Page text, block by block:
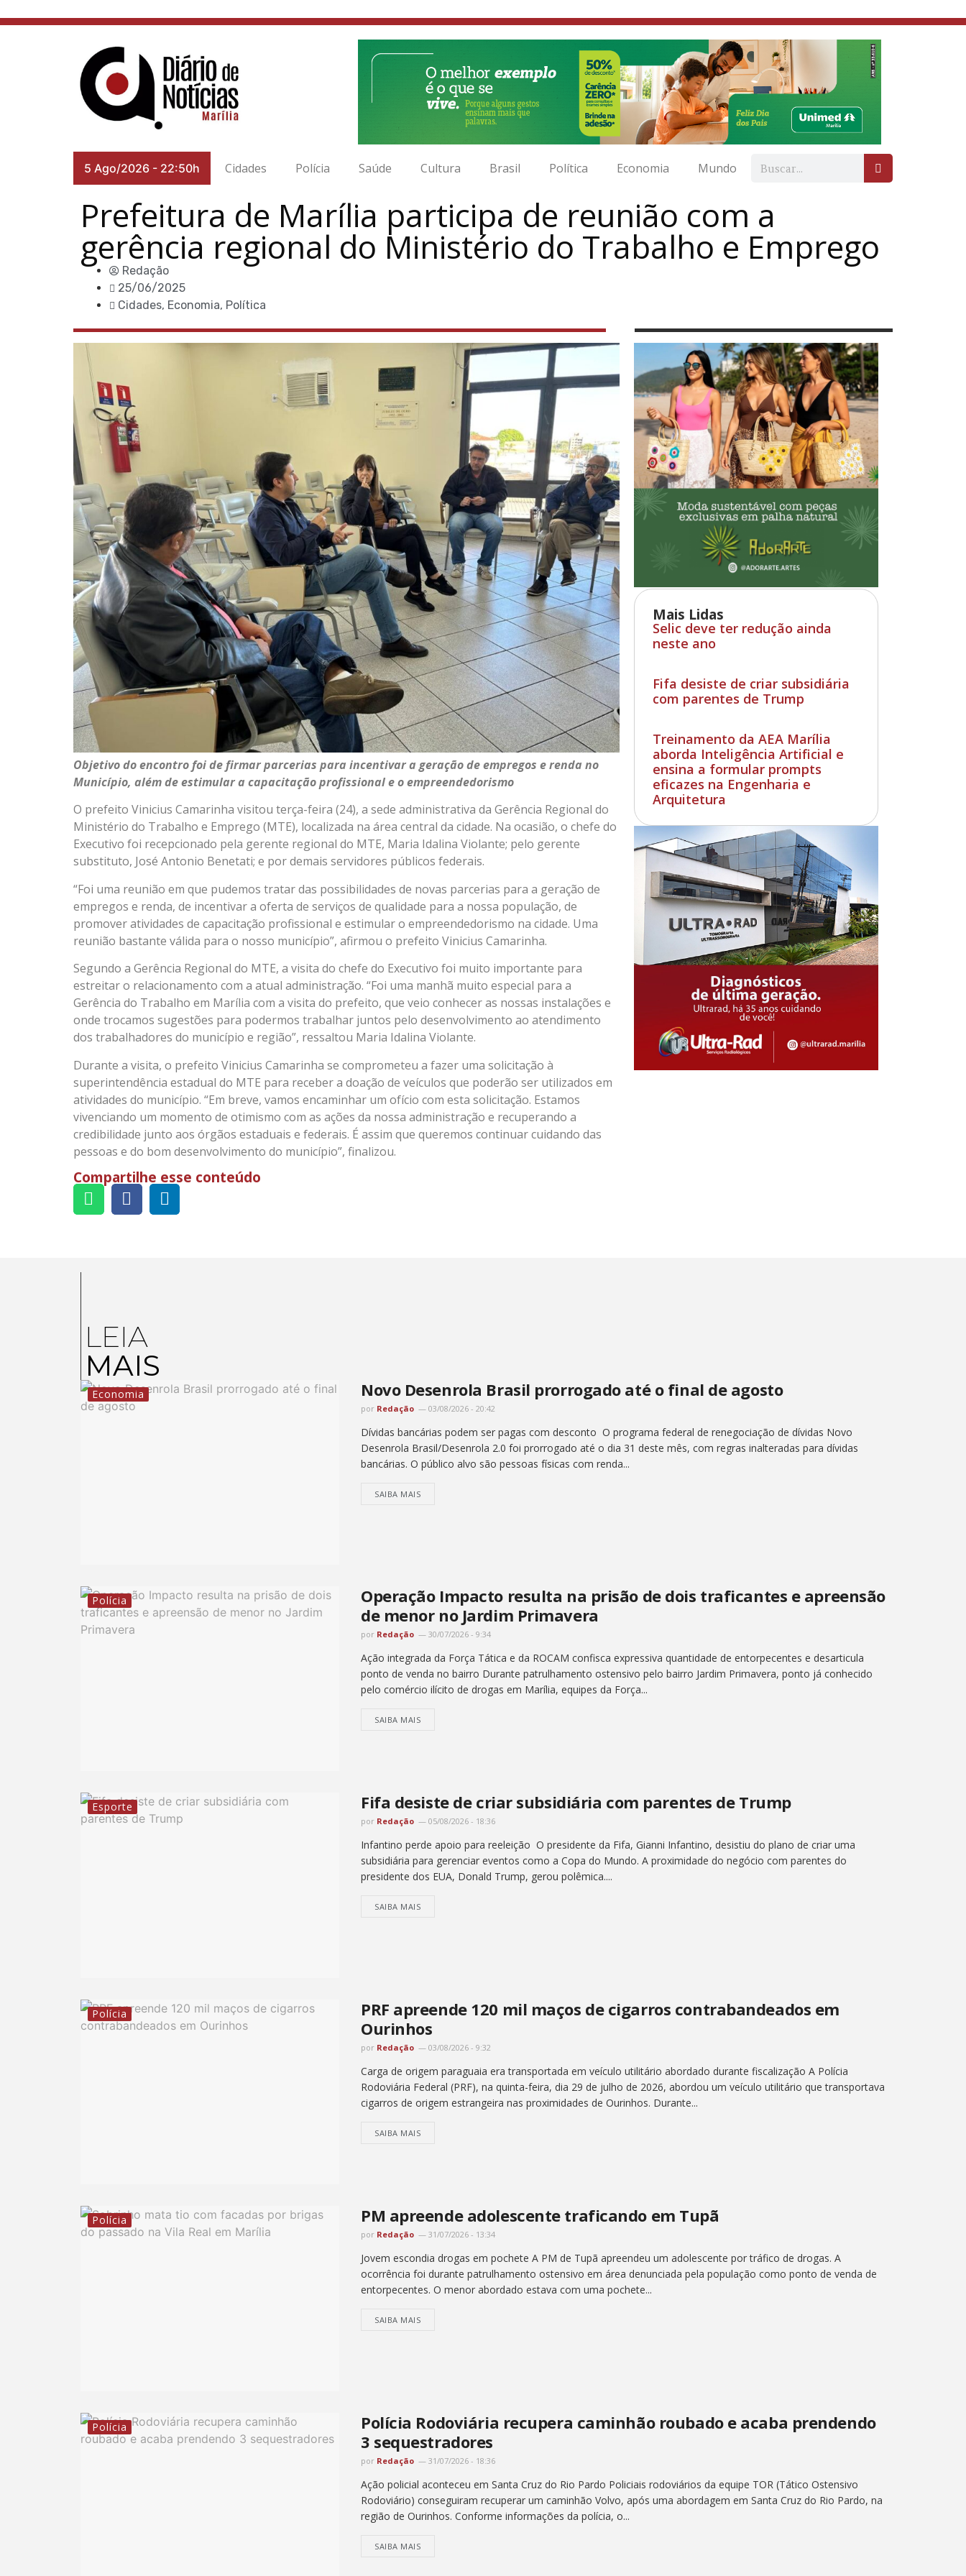
5 Ago/2026 - 22:50h Cidades Polícia Saúde Cultura Brasil Política Economia Mundo
Prefeitura de Marília participa de reunião com a
gerência regional do Ministério do Trabalho e Emprego
Redação
25/06/2025
Cidades, Economia, Política
Mais Lidas
Selic deve ter redução ainda
neste ano
Fifa desiste de criar subsidiária
com parentes de Trump
Treinamento da AEA Marília
aborda Inteligência Artificial e
ensina a formular prompts
eficazes na Engenharia e
Arquitetura
Objetivo do encontro foi de firmar parcerias para incentivar a geração de empregos e renda no
Município, além de estimular a capacitação profissional e o empreendedorismo
O prefeito Vinicius Camarinha visitou terça-feira (24), a sede administrativa da Gerência Regional do
Ministério do Trabalho e Emprego (MTE), localizada na área central da cidade. Na ocasião, o chefe do
Executivo foi recepcionado pela gerente regional do MTE, Maria Idalina Violante; pelo gerente
substituto, José Antonio Benetati; e por demais servidores públicos federais.
“Foi uma reunião em que pudemos tratar das possibilidades de novas parcerias para a geração de
empregos e renda, de incentivar a oferta de serviços de qualidade para a nossa população, de
promover atividades de capacitação profissional e estimular o empreendedorismo na cidade. Uma
reunião bastante válida para o nosso município”, afirmou o prefeito Vinicius Camarinha.
Segundo a Gerência Regional do MTE, a visita do chefe do Executivo foi muito importante para
estreitar o relacionamento com a atual administração. “Foi uma manhã muito especial para a
Gerência do Trabalho em Marília com a visita do prefeito, que veio conhecer as nossas instalações e
onde trocamos sugestões para podermos trabalhar juntos pelo desenvolvimento ao atendimento
dos trabalhadores do município e região”, ressaltou Maria Idalina Violante.
Durante a visita, o prefeito Vinicius Camarinha se comprometeu a fazer uma solicitação à
superintendência estadual do MTE para receber a doação de veículos que poderão ser utilizados em
atividades do município. “Em breve, vamos encaminhar um ofício com esta solicitação. Estamos
vivenciando um momento de otimismo com as ações da nossa administração e recuperando a
credibilidade junto aos órgãos estaduais e federais. É assim que queremos continuar cuidando das
pessoas e do bom desenvolvimento do município”, finalizou.
Compartilhe esse conteúdo
LEIA
MAIS
Economia Novo Desenrola Brasil prorrogado até o final de agosto
por Redação 03/08/2026 - 20:42
Dívidas bancárias podem ser pagas com desconto O programa federal de renegociação de dívidas Novo
Desenrola Brasil/Desenrola 2.0 foi prorrogado até o dia 31 deste mês, com regras inalteradas para dívidas
bancárias. O público alvo são pessoas físicas com renda...
SAIBA MAIS
Polícia
Operação Impacto resulta na prisão de dois traficantes e apreensão
de menor no Jardim Primavera
por Redação 30/07/2026 - 9:34
Ação integrada da Força Tática e da ROCAM confisca expressiva quantidade de entorpecentes e desarticula
ponto de venda no bairro Durante patrulhamento ostensivo pelo bairro Jardim Primavera, ponto já conhecido
pelo comércio ilícito de drogas em Marília, equipes da Força...
SAIBA MAIS
Esporte Fifa desiste de criar subsidiária com parentes de Trump
por Redação 05/08/2026 - 18:36
Infantino perde apoio para reeleição O presidente da Fifa, Gianni Infantino, desistiu do plano de criar uma
subsidiária para gerenciar eventos como a Copa do Mundo. A proximidade do negócio com parentes do
presidente dos EUA, Donald Trump, gerou polêmica....
SAIBA MAIS
Polícia
PRF apreende 120 mil maços de cigarros contrabandeados em
Ourinhos
por Redação 03/08/2026 - 9:32
Carga de origem paraguaia era transportada em veículo utilitário abordado durante fiscalização A Polícia
Rodoviária Federal (PRF), na quinta-feira, dia 29 de julho de 2026, abordou um veículo utilitário que transportava
cigarros de origem estrangeira nas proximidades de Ourinhos. Durante...
SAIBA MAIS
Polícia PM apreende adolescente traficando em Tupã
por Redação 31/07/2026 - 13:34
Jovem escondia drogas em pochete A PM de Tupã apreendeu um adolescente por tráfico de drogas. A
ocorrência foi durante patrulhamento ostensivo em área denunciada pela população como ponto de venda de
entorpecentes. O menor abordado estava com uma pochete...
SAIBA MAIS
Polícia
Polícia Rodoviária recupera caminhão roubado e acaba prendendo
3 sequestradores
por Redação 31/07/2026 - 18:36
Ação policial aconteceu em Santa Cruz do Rio Pardo Policiais rodoviários da equipe TOR (Tático Ostensivo
Rodoviário) conseguiram recuperar um caminhão Volvo, após uma abordagem em Santa Cruz do Rio Pardo, na
região de Ourinhos. Conforme informações da polícia, o...
SAIBA MAIS